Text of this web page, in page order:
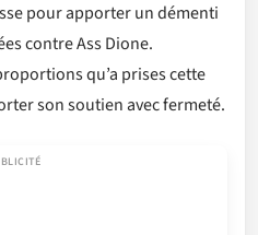
pour apporter un démenti
contre Ass Dione.
qu’a prises cette
son soutien avec fermeté.